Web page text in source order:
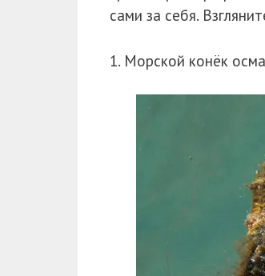
сами за себя.
1. Морской конёк